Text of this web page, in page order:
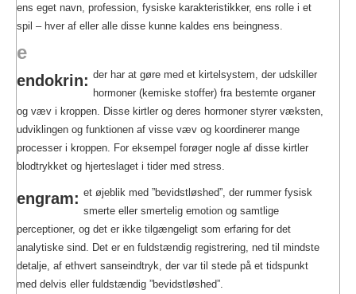
ens eget navn, profession, fysiske karakteristikker, ens rolle i et
spil – hver af eller alle disse kunne kaldes ens beingness.
e
endokrin: der har at gøre med et kirtelsystem, der udskiller
hormoner (kemiske stoffer) fra bestemte organer
og væv i kroppen. Disse kirtler og deres hormoner styrer væksten,
udviklingen og funktionen af visse væv og koordinerer mange
processer i kroppen. For eksempel forøger nogle af disse kirtler
blodtrykket og hjerteslaget i tider med stress.
engram: et øjeblik med ”bevidstløshed”, der rummer fysisk
smerte eller smertelig emotion og samtlige
perceptioner, og det er ikke tilgængeligt som erfaring for det
analytiske sind. Det er en fuldstændig registrering, ned til mindste
detalje, af ethvert sanseindtryk, der var til stede på et tidspunkt
med delvis eller fuldstændig ”bevidstløshed”.